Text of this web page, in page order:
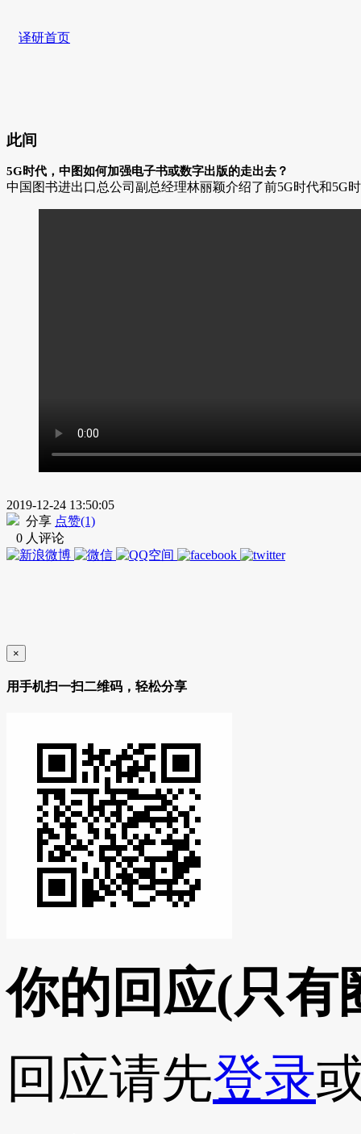
译研首页
此间
5G时代，中图如何加强电子书或数字出版的走出去？
中国图书进出口总公司副总经理林丽颖介绍了前5G时代和5G
2019-12-24 13:50:05
分享 点赞(1)
0 人评论
×
用手机扫一扫二维码，轻松分享
你的回应(只有
回应请先登录